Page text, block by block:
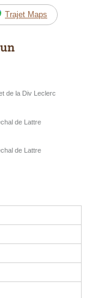
Trajet Maps
de la Div Leclerc
de Lattre
de Lattre